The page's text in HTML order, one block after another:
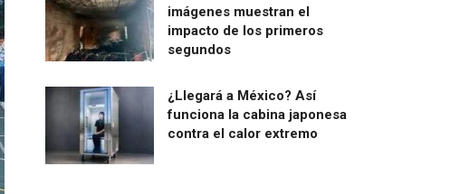
imágenes muestran el
impacto de los primeros
segundos
¿Llegará a México? Así
funciona la cabina japonesa
contra el calor extremo